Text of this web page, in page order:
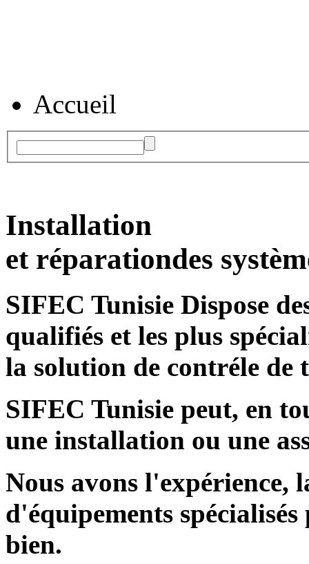
Accueil
Installation
et réparationdes
SIFEC Tunisie Dispose
qualifiés et les plus
la solution de contréle de
SIFEC Tunisie peut, en
une installation ou une
Nous avons l'expérience,
d'équipements
bien.